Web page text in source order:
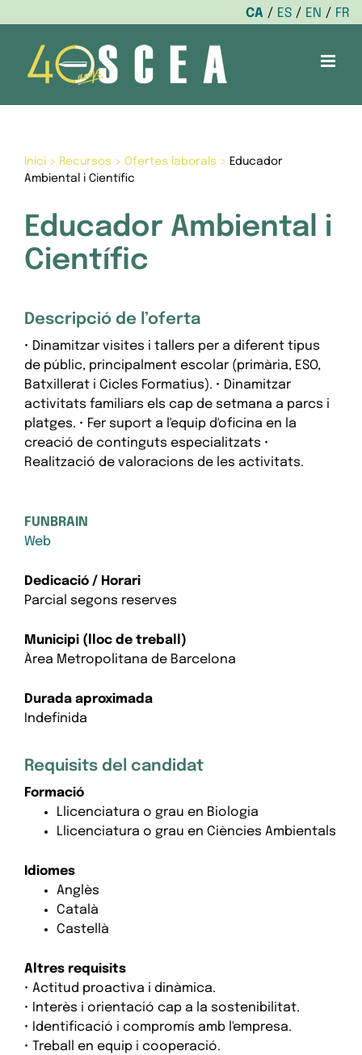
CA ES EN
FR
content
Inici> Recursos > Ofertes laborals > Educador
Ambiental i Científic
Educador Ambiental i
Científic
Descripció de l’oferta
• Dinamitzar visites i tallers per a diferent tipus
de públic, principalment escolar (primària, ESO,
Batxillerat i Cicles Formatius). • Dinamitzar
activitats familiars els cap de setmana a parcs i
platges. • Fer suport a l'equip d'oficina en la
creació de continguts especialitzats •
Realització de valoracions de les activitats.
FUNBRAIN
Web
Dedicació / Horari
Parcial segons reserves
Municipi (lloc de treball)
Àrea Metropolitana de Barcelona
Durada aproximada
Indefinida
Requisits del candidat
Formació
Llicenciatura o grau en Biologia
Llicenciatura o grau en Ciències Ambientals
Idiomes
Anglès
Català
Castellà
Altres requisits
• Actitud proactiva i dinàmica.
• Interès i orientació cap a la sostenibilitat.
• Identificació i compromís amb l'empresa.
• Treball en equip i cooperació.